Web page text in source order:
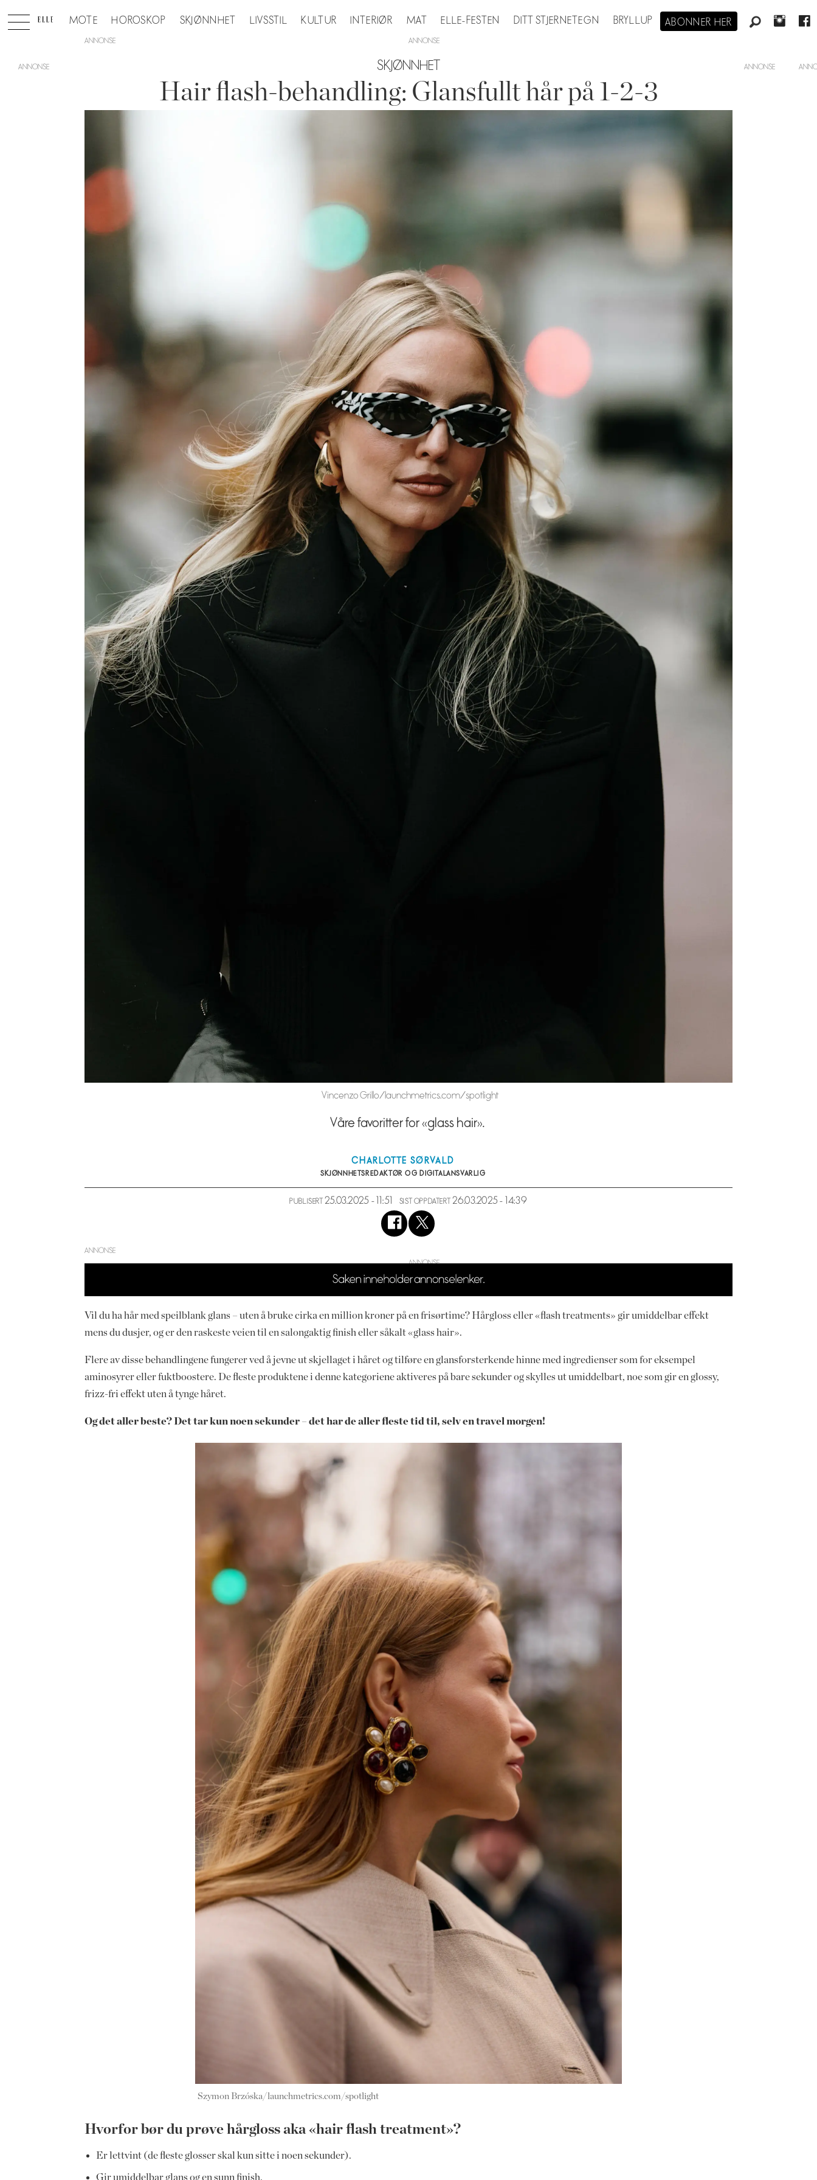
MOTE HOROSKOP SKJØNNHET LIVSSTIL KULTUR INTERIØR MAT ELLE-FESTEN DITT STJERNETEGN BRYLLUP ABONNER HER
ANNONSE
SKJØNNHET
Hair flash-behandling: Glansfullt hår på 1-2-3
Vincenzo Grillo/launchmetrics.com/spotlight
Våre favoritter for «glass hair».
CHARLOTTE SØRVALD
SKJØNNHETSREDAKTØR OG DIGITALANSVARLIG
PUBLISERT 25.03.2025 - 11:51 SIST OPPDATERT 26.03.2025 - 14:39
ANNONSE
Vil du ha hår med speilblank glans – uten å bruke cirka en million kroner på en frisørtime? Hårgloss eller «flash treatments» gir umiddelbar effekt
mens du dusjer, og er den raskeste veien til en salongaktig finish eller såkalt «glass hair».
Flere av disse behandlingene fungerer ved å jevne ut skjellaget i håret og tilføre en glansforsterkende hinne med ingredienser som for eksempel
aminosyrer eller fuktboostere. De fleste produktene i denne kategoriene aktiveres på bare sekunder og skylles ut umiddelbart, noe som gir en glossy,
frizz-fri effekt uten å tynge håret.
Og det aller beste? Det tar kun noen sekunder – det har de aller fleste tid til, selv en travel morgen!
Szymon Brzóska/launchmetrics.com/spotlight
Hvorfor bør du prøve hårgloss aka «hair flash treatment»?
Er lettvint (de fleste glosser skal kun sitte i noen sekunder).
Gir umiddelbar glans og en sunn finish.
ANNONSE